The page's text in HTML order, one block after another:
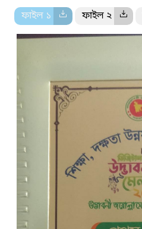
ফাইল ১ ফাইল ২